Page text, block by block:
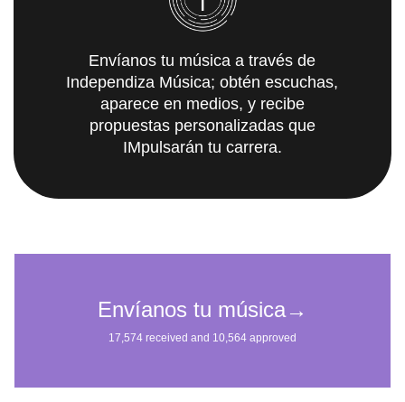
Envíanos tu música a través de
Independiza Música; obtén escuchas,
aparece en medios, y recibe
propuestas personalizadas que
IMpulsarán tu carrera.